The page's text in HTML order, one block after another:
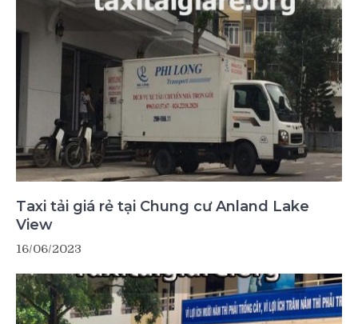
Taxi tải giá rẻ tại Chung cư Anland Lake
View
16/06/2023